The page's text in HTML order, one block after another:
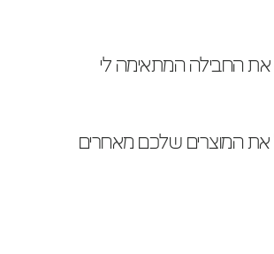
את החבילה המתאימה לי
את המוצרים שלכם מאחרים